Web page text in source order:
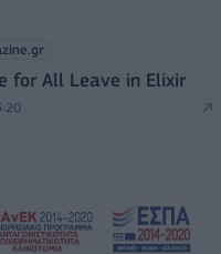
for All Leave in Elixir